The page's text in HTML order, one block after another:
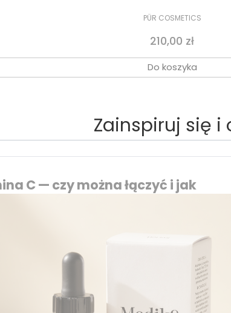
PÜR COSMETICS
Cena
210,00 zł
Do koszyka
Zainspiruj się i
C — czy można łączyć i jak